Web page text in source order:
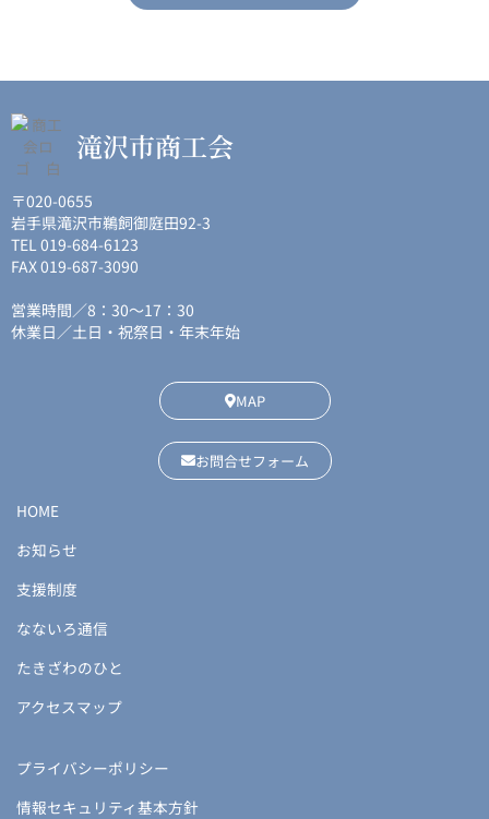
滝沢市商工会
〒020-0655
岩手県滝沢市鵜飼御庭田92-3
TEL 019-684-6123
FAX 019-687-3090
営業時間／8：30〜17：30
休業日／土日・祝祭日・年末年始
MAP
お問合せフォーム
HOME
お知らせ
支援制度
なないろ通信
たきざわのひと
アクセスマップ
プライバシーポリシー
情報セキュリティ基本方針